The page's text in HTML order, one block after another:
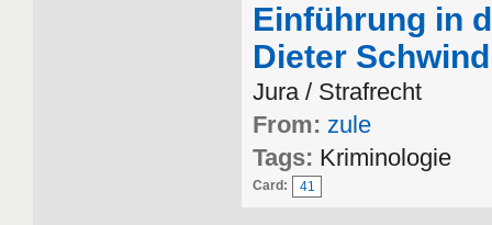
Einführung in
Dieter
Jura / Strafrecht
From: zule
Tags: Kriminologie
Card: 41